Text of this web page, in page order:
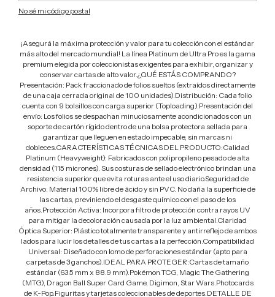
No sé mi código postal
¡Asegurá la máxima protección y valor para tu colección con el estándar
más alto del mercado mundial! La línea Platinum de Ultra Pro es la gama
premium elegida por coleccionistas exigentes para exhibir, organizar y
conservar cartas de alto valor.¿QUÉ ESTÁS COMPRANDO?
Presentación: Pack fraccionado de folios sueltos (extraídos directamente
de una caja cerrada original de 100 unidades).Distribución: Cada folio
cuenta con 9 bolsillos con carga superior (Toploading).Presentación del
envío: Los folios se despachan minuciosamente acondicionados con un
soporte de cartón rígido dentro de una bolsa protectora sellada para
garantizar que lleguen en estado impecable, sin marcas ni
dobleces.CARACTERÍSTICAS TÉCNICAS DEL PRODUCTO:Calidad
Platinum (Heavyweight): Fabricados con polipropileno pesado de alta
densidad (115 micrones). Sus costuras de sellado electrónico brindan una
resistencia superior que evita roturas ante el uso diario.Seguridad de
Archivo: Material 100% libre de ácido y sin PVC. No daña la superficie de
las cartas, previniendo el desgaste químico con el paso de los
años.Protección Activa: Incorpora filtro de protección contra rayos UV
para mitigar la decoloración causada por la luz ambiental.Claridad
Óptica Superior: Plástico totalmente transparente y antirreflejo de ambos
lados para lucir los detalles de tus cartas a la perfección.Compatibilidad
Universal: Diseñado con lomo de perforaciones estándar (apto para
carpetas de 3 ganchos).IDEAL PARA PROTEGER:Cartas de tamaño
estándar (63.5 mm x 88.9 mm).Pokémon TCG, Magic The Gathering
(MTG), Dragon Ball Super Card Game, Digimon, Star Wars.Photocards
de K-Pop.Figuritas y tarjetas coleccionables de deportes.DETALLE DE